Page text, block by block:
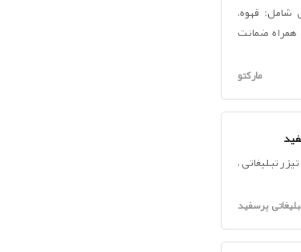
قهوه،
ضمانت
مارکتو
تبلیغاتی ،
پرسفید